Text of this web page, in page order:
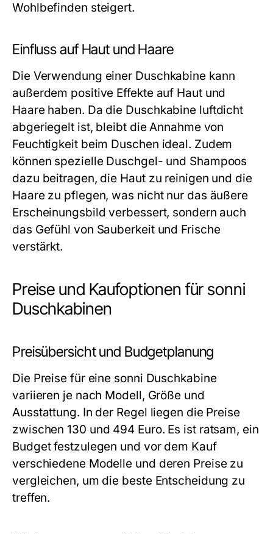
Wohlbefinden steigert.
Einfluss auf Haut und Haare
Die Verwendung einer Duschkabine kann
außerdem positive Effekte auf Haut und
Haare haben. Da die Duschkabine luftdicht
abgeriegelt ist, bleibt die Annahme von
Feuchtigkeit beim Duschen ideal. Zudem
können spezielle Duschgel- und Shampoos
dazu beitragen, die Haut zu reinigen und die
Haare zu pflegen, was nicht nur das äußere
Erscheinungsbild verbessert, sondern auch
das Gefühl von Sauberkeit und Frische
verstärkt.
Preise und Kaufoptionen für sonni
Duschkabinen
Preisübersicht und Budgetplanung
Die Preise für eine sonni Duschkabine
variieren je nach Modell, Größe und
Ausstattung. In der Regel liegen die Preise
zwischen 130 und 494 Euro. Es ist ratsam, ein
Budget festzulegen und vor dem Kauf
verschiedene Modelle und deren Preise zu
vergleichen, um die beste Entscheidung zu
treffen.